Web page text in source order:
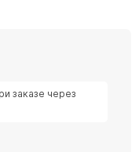
заказе через